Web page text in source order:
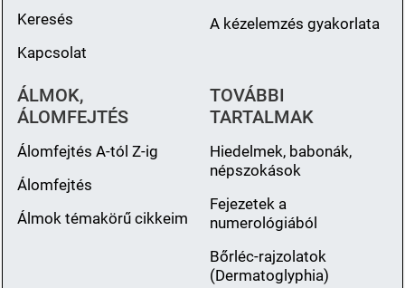
Keresés
Kapcsolat
A kézelemzés gyakorlata
ÁLMOK,
ÁLOMFEJTÉS
Álomfejtés A-tól Z-ig
Álomfejtés
Álmok témakörű cikkeim
TOVÁBBI
TARTALMAK
Hiedelmek, babonák,
népszokások
Fejezetek a
numerológiából
Bőrléc-rajzolatok
(Dermatoglyphia)